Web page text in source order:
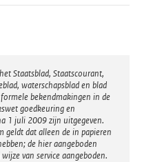
Staatsblad, Staatscourant,
waterschapsblad en blad
bekendmakingen in de
goedkeuring en
1 juli 2009 zijn uitgegeven.
geldt dat alleen de in papieren
de hier aangeboden
van service aangeboden.